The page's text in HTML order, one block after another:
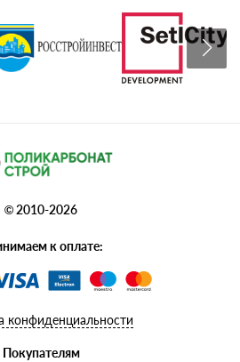
© 2010-2026
к оплате:
конфиденциальности
Покупателям